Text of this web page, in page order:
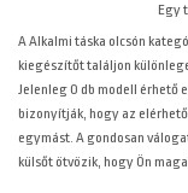
Egy
AAlkalmi táska olcsón
kiegészítőt találjon
Jelenleg 0 db modell érhető
bizonyítják, hogy az
egymást. A gondosan
külsőt ötvözik, hogy Ön